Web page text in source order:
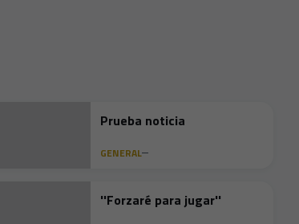
Prueba noticia
GENERAL
''Forzaré para jugar''